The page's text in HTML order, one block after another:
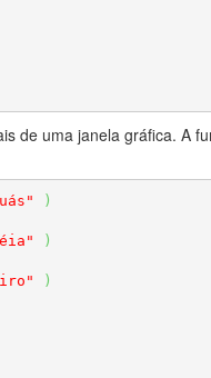
de uma janela gráfica. A
)
)
)